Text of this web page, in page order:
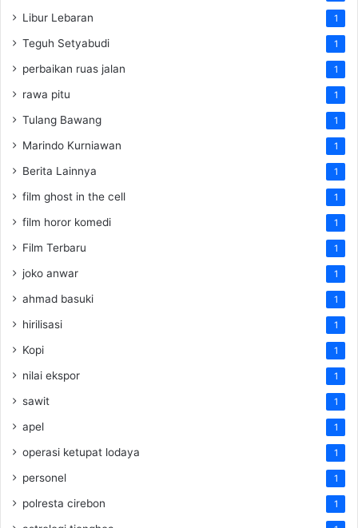
Libur Lebaran 1
Teguh Setyabudi 1
perbaikan ruas jalan 1
rawa pitu 1
Tulang Bawang 1
Marindo Kurniawan 1
Berita Lainnya 1
film ghost in the cell 1
film horor komedi 1
Film Terbaru 1
joko anwar 1
ahmad basuki 1
hirilisasi 1
Kopi 1
nilai ekspor 1
sawit 1
apel 1
operasi ketupat lodaya 1
personel 1
polresta cirebon 1